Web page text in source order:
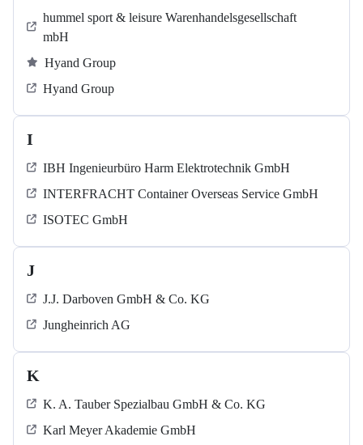
hummel sport & leisure Warenhandelsgesellschaft
mbH
Hyand Group
Hyand Group
I
IBH Ingenieurbüro Harm Elektrotechnik GmbH
INTERFRACHT Container Overseas Service GmbH
ISOTEC GmbH
J
J.J. Darboven GmbH & Co. KG
Jungheinrich AG
K
K. A. Tauber Spezialbau GmbH & Co. KG
Karl Meyer Akademie GmbH